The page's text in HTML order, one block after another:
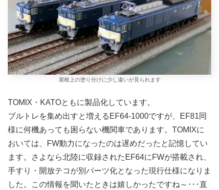
屋根上の塗り分けに少し違いが見られます
TOMIX・KATOともに製品化しています。
ブルトレを集め出すと増えるEF64-1000ですが、EF81同
様に何機あっても困らない機関車であります。TOMIXに
おいては、FW動力になったのは遅めだったと記憶してい
ます。さよなら北陸に収録されたEF64にFWが搭載され、
手すり・開放テコが別パーツ化となった現行仕様になりま
した。この情報を聞いたときは嬉しかったですね～･･･直